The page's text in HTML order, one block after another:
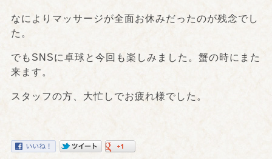
なによりマッサージが全面お休みだったのが残念でし
た。
でもSNSに卓球と今回も楽しみました。蟹の時にまた
来ます。
スタッフの方、大忙しでお疲れ様でした。